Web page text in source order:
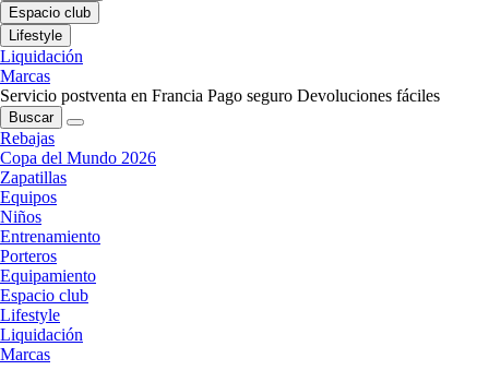
Espacio club
Lifestyle
Liquidación
Marcas
Servicio postventa en Francia Pago seguro Devoluciones fáciles
Buscar
Rebajas
Copa del Mundo 2026
Zapatillas
Equipos
Niños
Entrenamiento
Porteros
Equipamiento
Espacio club
Lifestyle
Liquidación
Marcas